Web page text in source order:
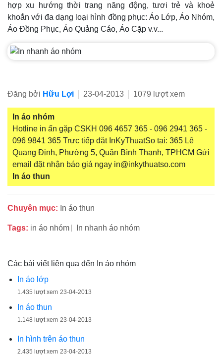
hợp xu hướng thời trang năng động, tươi trẻ và khoẻ
khoắn với đa dạng loại hình đồng phục: Áo Lớp, Áo Nhóm,
Áo Đồng Phục, Áo Quảng Cáo, Áo Cặp v.v...
Đăng bởi Hữu Lợi 23-04-2013 1079 lượt xem
In áo nhóm
Hotline in ấn gặp CSKH 096 4657 365 - 096 2941 365 -
096 9841 365 Trực tiếp đặt InKyThuatSo tại: 365 Lê
Quang Định, Phường 5, Quận Bình Thạnh, TPHCM Gửi
email đặt nhận báo giá ngay in@inkythuatso.com
In áo thun
Chuyên mục: In áo thun
Tags: in áo nhóm In nhanh áo nhóm
Các bài viết liên qua đến In áo nhóm
In áo lớp
1.435 lượt xem 23-04-2013
In áo thun
1.148 lượt xem 23-04-2013
In hình trên áo thun
2.435 lượt xem 23-04-2013